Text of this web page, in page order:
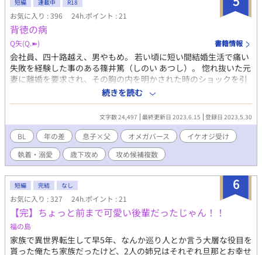
だれのような前髪で 顔を隠すヘタレ 書類で上がってきたユウリン
の顔画像がど真ん中でフォーリンラブ。だがヘタレゆえ、１ヶ月
モジモジしていた ◆エリアス ・ユウリンの元彼・ベータ 22歳 赤
っぽい金髪に緑の瞳 典型的イケメン 女好き ユウリンに愛想を尽
かされ捨てられ絶賛ストーカーロミオ中 ◆ミツクニ 隆慶の幼馴染
みで元彼・ベータ 18歳 侯爵家の三男で明るく社交的な性格だが隆
慶の独占欲により封印されて病み病み 体の関係に持ち込まれかけ
て拒否＆国外逃亡 ※異世界ですが舞台はナーロッパではなく現代
軸の後宮です。 ※『浮気三昧』と本作品は、『爺ちゃん』よりも
後の年代です。 ※本作品は他サイト様にも掲載しています。
短編 連載中 R18
お気に入り : 396 24h.ポイント : 21
背徳の病
Q矢(Q.➽) 書籍情報
会社員、四十路越え、男やもめ。 若い頃に短い間結婚生活で痛い
失敗を経験した事のある篠井篤（しのい あつし）。 惚れ抜いた元
妻に離婚を要求され、その胸の内を明かされた時のショックを引
きずってきた彼は、離婚後は特に深く他人と関わる事もなく、ず
っと独り身で生きてきた。そしてこの先も、おそらくそれは変わ
らない筈だった。 しかし、ある青年達との出会いを境に、篠井の
日常に変化が…。 ◆篠井 篤 43歳 通信会社勤務 離婚歴あり β 性指
向はストレート 身長高め、細身。黒髪黒目。 顔の作りはやや強面
ながら、性格は真面目で温厚、物腰柔らか。女性や歳下には特に
好かれる。 ◆ユク・シオン 韓国人留学生 （？？） 髪や目の色素
薄め、甘めの顔立ち。高身長で意外と筋肉質。例えるならワン
コ。日本語上手い。 ◆宍戸 晃誠 （ししど こうせい）篠井の会社
の新入社員、帰国子女。（？？） 高身長、がっしり体型。黒髪黒
目で男らしい顔立ちの、文句無しのイケメン。アメリカの高校を
飛び級で卒業し大学入学した。自信家で、プライドの高き事エベ
レストの如し。 ◆灰野 英里（はいの えいり）篠井のマンション
の隣室に住む青年。（？？） 身長は多分、172というところ。細
身に見えて意外と…。いつも黒かグレーのマスク姿だが目は大き
続きを読む
文字数 24,497 最終更新日 2023.6.15 登録日 2023.5.30
BL 年の差 息子×父 オメガバース
イケオジ受け
執着・溺愛
歳下攻め 攻め候補複数
6
短編 完結 なし
お気に入り : 327 24h.ポイント : 21
【完】ちょっと前まで可愛い後輩だったじゃん！！
福の島
家族で異世界転生して早5年、なんか巡り人とか言う大層な役目を
貰った俺たち家族だったけど、2人の姉兄はそれぞれ旦那とお幸せ